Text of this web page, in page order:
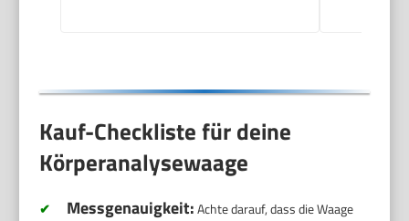
Kauf-Checkliste für deine
Körperanalysewaage
✔ Messgenauigkeit:Achte darauf, dass die Waage